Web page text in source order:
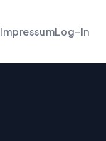
ImpressumLog-In